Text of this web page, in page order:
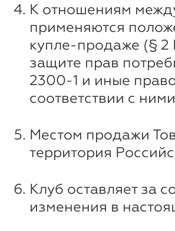
К отношениям
применяются
купле-продаже (§
защите прав
2300-1 и иные
соответствии с
Местом продажи
территория
Клуб оставляет за
изменения в